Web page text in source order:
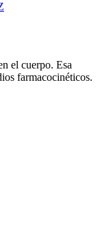
el cuerpo. Esa
farmacocinéticos.